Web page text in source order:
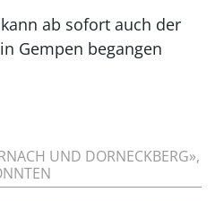
ab sofort auch der
Gempen begangen
UND DORNECKBERG»,